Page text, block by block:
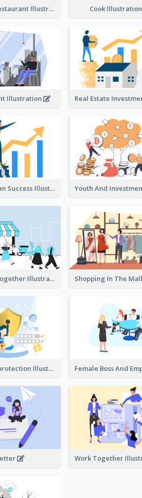
Outdoor Restaurant Illustration Cook Illustration
Illustration
Businessman Success Illustration
Shopping together Illustration
Password protection Illustration